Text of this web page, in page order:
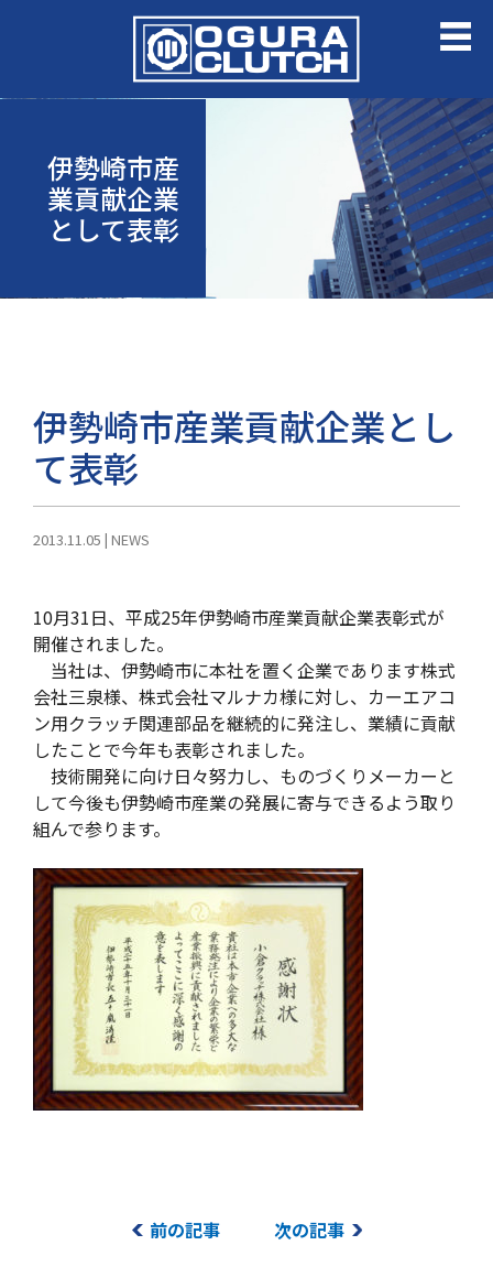
伊勢崎市産
業貢献企業
として表彰
伊勢崎市産業貢献企業とし
て表彰
2013.11.05 | NEWS
10月31日、平成25年伊勢崎市産業貢献企業表彰式が
開催されました。
当社は、伊勢崎市に本社を置く企業であります株式
会社三泉様、株式会社マルナカ様に対し、カーエアコ
ン用クラッチ関連部品を継続的に発注し、業績に貢献
したことで今年も表彰されました。
技術開発に向け日々努力し、ものづくりメーカーと
して今後も伊勢崎市産業の発展に寄与できるよう取り
組んで参ります。
前の記事 次の記事